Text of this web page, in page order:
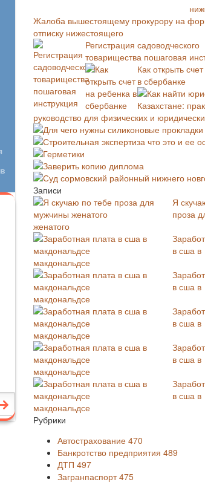
Жалоба вышестоящему прокурору на
отписку нижестоящего
Регистрация садоводческого
товарищества пошаговая
Как открыть
в сбербанке
Как найти
Казахстане:
руководство для физических и
Для чего нужны силиконовые прокладки
Строительная экспертиза что это и ее
Герметики
Заверить копию диплома
Суд сормовский районный нижнего
Записи
Я
проза
женатого
в сша в
макдональдсе
в сша в
макдональдсе
в сша в
макдональдсе
в сша в
макдональдсе
в сша в
макдональдсе
Рубрики
Автострахование 470
Банкротство предприятия 489
ДТП 497
Загранпаспорт475